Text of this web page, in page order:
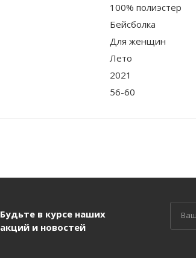
100% полиэстер
Бейсболка
Для женщин
Лето
2021
56-60
Будьте в курсе наших
акций и новостей